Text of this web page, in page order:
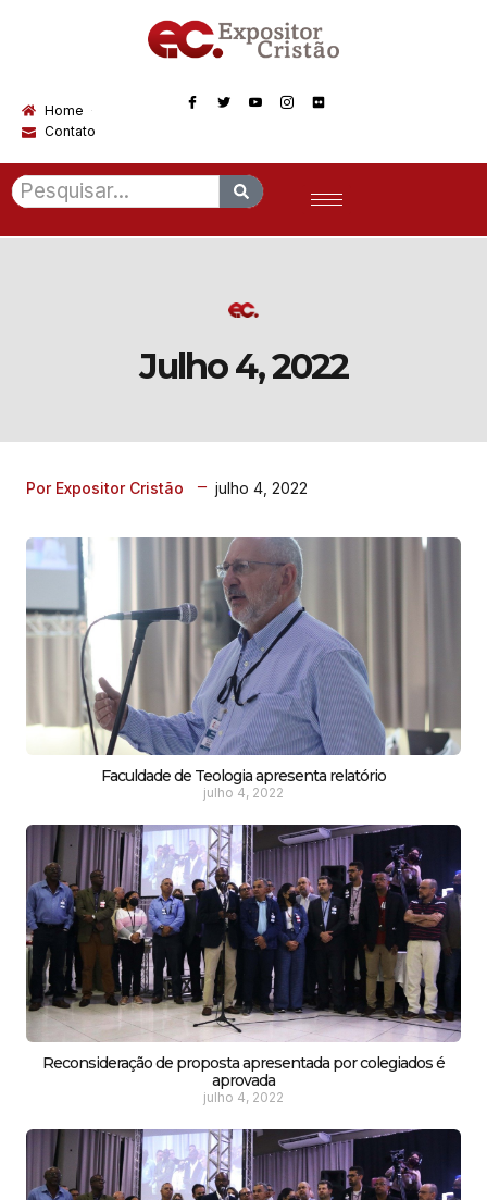
Home
Contato
Julho 4, 2022
Por Expositor Cristão julho 4, 2022
Faculdade de Teologia apresenta relatório
julho 4, 2022
Reconsideração de proposta apresentada por colegiados é
aprovada
julho 4, 2022